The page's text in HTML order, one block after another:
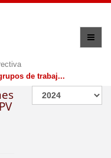
de trabaj...